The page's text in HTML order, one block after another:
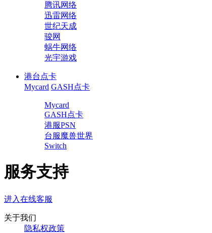
腾讯网络
迅雷网络
世纪天成
骏网
蜗牛网络
光宇游戏
港台点卡
Mycard GASH点卡
Mycard
GASH点卡
港服PSN
台服魔兽世界
Switch
服务支持
进入在线客服
关于我们
隐私权政策